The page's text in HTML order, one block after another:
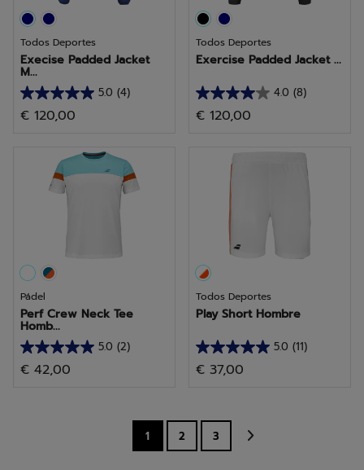
Todos Deportes
Execise Padded Jacket
M...
5.0 (4)
5.0
de
estrellas.
reseñas
€ 120,00
Todos Deportes
Exercise Padded Jacket ...
4.0 (8)
4.0
de
estrellas.
€ 120,00
Pádel
Perf Crew Neck Tee
Homb...
5.0 (2)
5.0
de
€ 42,00
Todos Deportes
Play Short Hombre
5.0 (11)
5.0
de
estrellas.
reseñas
€ 37,00
1 2 3